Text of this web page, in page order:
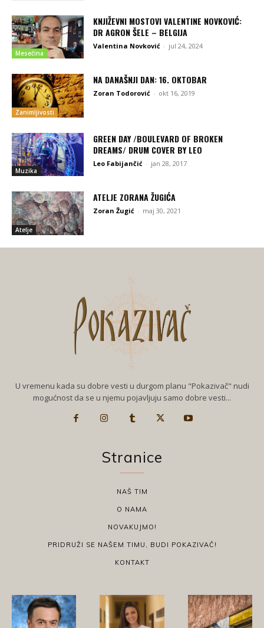
Mesečina
KNJIŽEVNI MOSTOVI VALENTINE NOVKOVIĆ:
DR AGRON ŠELE – BELGIJA
Valentina Novković - jul 24, 2024
Zanimljivosti
NA DANAŠNJI DAN: 16. OKTOBAR
Zoran Todorović - okt 16, 2019
Muzika
GREEN DAY /BOULEVARD OF BROKEN
DREAMS/ DRUM COVER BY LEO
Leo Fabijančić - jan 28, 2017
Atelje
ATELJE ZORANA ŽUGIĆA
Zoran Žugić - maj 30, 2021
U vremenu kada su dobre vesti u durgom planu "Pokazivač" nudi
mogućnost da se u njemu pojavljuju samo dobre vesti...
Stranice
NAŠ TIM
O NAMA
NOVAKUJMO!
PRIDRUŽI SE NAŠEM TIMU, BUDI POKAZIVAČ!
KONTAKT